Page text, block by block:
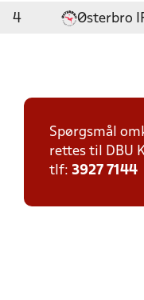
4 Østerbro
Spørgsmål
rettes til DBU
tlf: 3927 7144